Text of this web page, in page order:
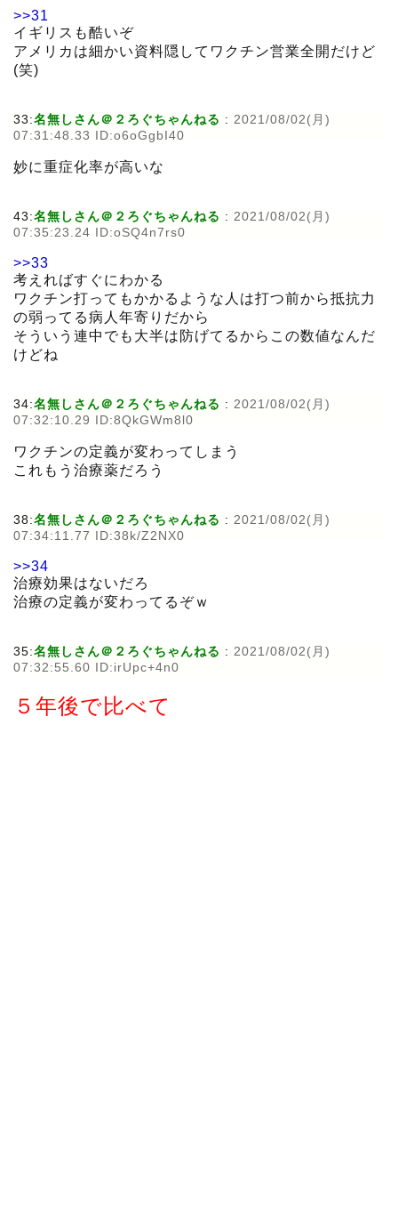
>>31
イギリスも酷いぞ
アメリカは細かい資料隠してワクチン営業全開だけど
(笑)
33:名無しさん＠２ろぐちゃんねる : 2021/08/02(月)
07:31:48.33 ID:o6oGgbI40
妙に重症化率が高いな
43:名無しさん＠２ろぐちゃんねる : 2021/08/02(月)
07:35:23.24 ID:oSQ4n7rs0
>>33
考えればすぐにわかる
ワクチン打ってもかかるような人は打つ前から抵抗力
の弱ってる病人年寄りだから
そういう連中でも大半は防げてるからこの数値なんだ
けどね
34:名無しさん＠２ろぐちゃんねる : 2021/08/02(月)
07:32:10.29 ID:8QkGWm8l0
ワクチンの定義が変わってしまう
これもう治療薬だろう
38:名無しさん＠２ろぐちゃんねる : 2021/08/02(月)
07:34:11.77 ID:38k/Z2NX0
>>34
治療効果はないだろ
治療の定義が変わってるぞｗ
35:名無しさん＠２ろぐちゃんねる : 2021/08/02(月)
07:32:55.60 ID:irUpc+4n0
５年後で比べて